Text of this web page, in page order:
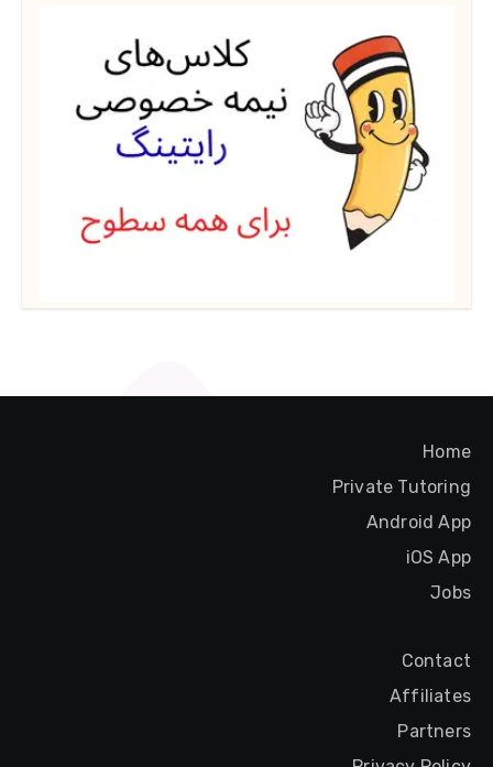
Home
Private Tutoring
Android App
iOS App
Jobs
Contact
Affiliates
Partners